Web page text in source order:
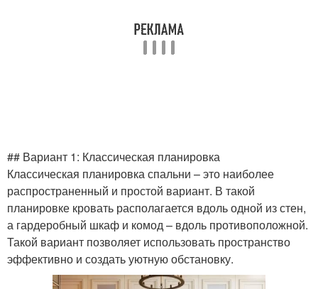
## Вариант 1: Классическая планировка
Классическая планировка спальни – это наиболее
распространенный и простой вариант. В такой
планировке кровать располагается вдоль одной из стен,
а гардеробный шкаф и комод – вдоль противоположной.
Такой вариант позволяет использовать пространство
эффективно и создать уютную обстановку.